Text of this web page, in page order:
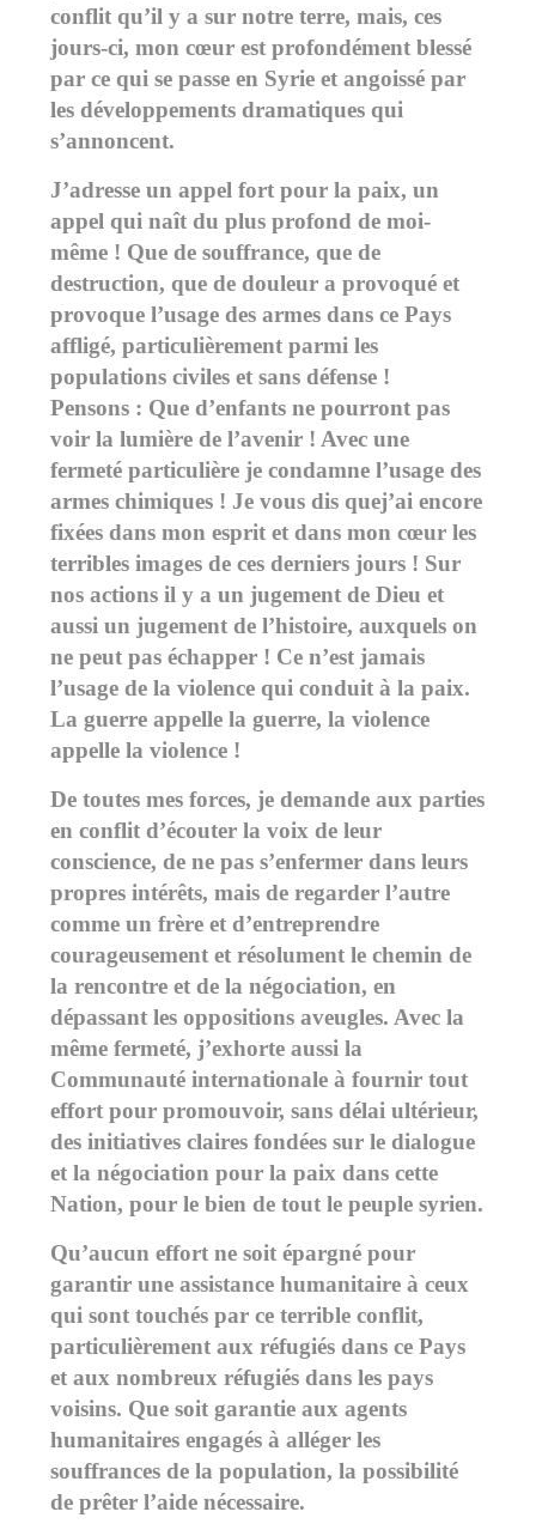
conflit qu’il y a sur notre terre, mais, ces
jours-ci, mon cœur est profondément blessé
par ce qui se passe en Syrie et angoissé par
les développements dramatiques qui
s’annoncent.
J’adresse un appel fort pour la paix, un
appel qui naît du plus profond de moi-
même ! Que de souffrance, que de
destruction, que de douleur a provoqué et
provoque l’usage des armes dans ce Pays
affligé, particulièrement parmi les
populations civiles et sans défense !
Pensons : Que d’enfants ne pourront pas
voir la lumière de l’avenir ! Avec une
fermeté particulière je condamne l’usage des
armes chimiques ! Je vous dis quej’ai encore
fixées dans mon esprit et dans mon cœur les
terribles images de ces derniers jours ! Sur
nos actions il y a un jugement de Dieu et
aussi un jugement de l’histoire, auxquels on
ne peut pas échapper ! Ce n’est jamais
l’usage de la violence qui conduit à la paix.
La guerre appelle la guerre, la violence
appelle la violence !
De toutes mes forces, je demande aux parties
en conflit d’écouter la voix de leur
conscience, de ne pas s’enfermer dans leurs
propres intérêts, mais de regarder l’autre
comme un frère et d’entreprendre
courageusement et résolument le chemin de
la rencontre et de la négociation, en
dépassant les oppositions aveugles. Avec la
même fermeté, j’exhorte aussi la
Communauté internationale à fournir tout
effort pour promouvoir, sans délai ultérieur,
des initiatives claires fondées sur le dialogue
et la négociation pour la paix dans cette
Nation, pour le bien de tout le peuple syrien.
Qu’aucun effort ne soit épargné pour
garantir une assistance humanitaire à ceux
qui sont touchés par ce terrible conflit,
particulièrement aux réfugiés dans ce Pays
et aux nombreux réfugiés dans les pays
voisins. Que soit garantie aux agents
humanitaires engagés à alléger les
souffrances de la population, la possibilité
de prêter l’aide nécessaire.